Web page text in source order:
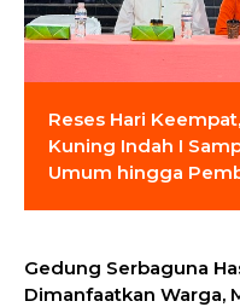
Reses Hari
Kuning Indah I
Umum hingga
Gedung Serbaguna
Dimanfaatkan Warga,